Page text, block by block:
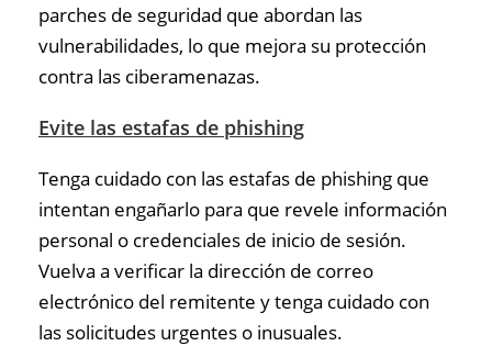
parches de seguridad que abordan las
vulnerabilidades, lo que mejora su protección
contra las ciberamenazas.
Evite las estafas de phishing
Tenga cuidado con las estafas de phishing que
intentan engañarlo para que revele información
personal o credenciales de inicio de sesión.
Vuelva a verificar la dirección de correo
electrónico del remitente y tenga cuidado con
las solicitudes urgentes o inusuales.